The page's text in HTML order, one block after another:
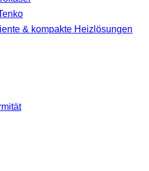
& kompakte Heizlösungen